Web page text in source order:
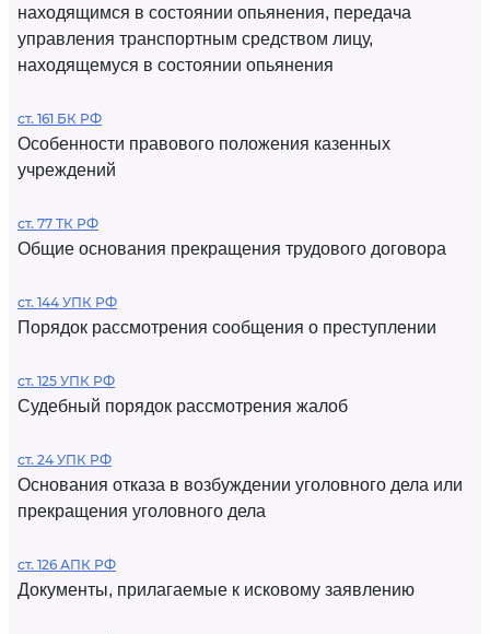
находящимся в состоянии опьянения, передача
управления транспортным средством лицу,
находящемуся в состоянии опьянения
ст. 161 БК РФ
Особенности правового положения казенных
учреждений
ст. 77 ТК РФ
Общие основания прекращения трудового договора
ст. 144 УПК РФ
Порядок рассмотрения сообщения о преступлении
ст. 125 УПК РФ
Судебный порядок рассмотрения жалоб
ст. 24 УПК РФ
Основания отказа в возбуждении уголовного дела или
прекращения уголовного дела
ст. 126 АПК РФ
Документы, прилагаемые к исковому заявлению